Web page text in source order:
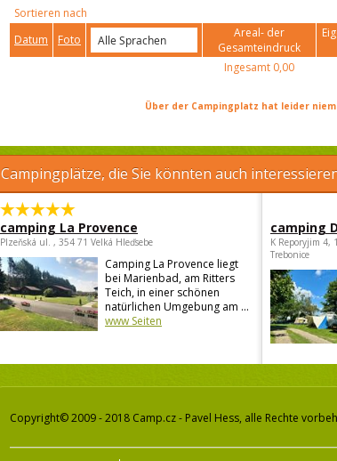
Sortieren nach
Datum
Foto
Areal- der
Gesamteindruck
Ingesamt 0,00
Über der Campingplatz hat leider
Campingplätze, die Sie könnten auch
camping La Provence
Plzeňská ul. , 354 71 Velká Hleďsebe
Camping La Provence liegt
bei Marienbad, am Ritters
Teich, in einer schönen
natürlichen Umgebung am ...
www Seiten
camping
K Reporyjim 4,
Trebonice
Copyright© 2009 - 2018 Camp.cz - Pavel Hess, alle Rechte